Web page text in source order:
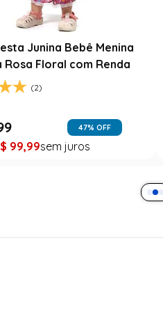
Junina Infantil Branca
com Fitas Coloridas
(0)
37% OFF
49,99